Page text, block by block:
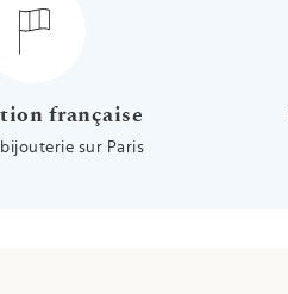
française
sur Paris